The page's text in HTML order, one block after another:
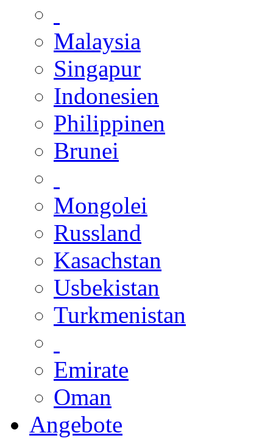
Malaysia
Singapur
Indonesien
Philippinen
Brunei
Mongolei
Russland
Kasachstan
Usbekistan
Turkmenistan
Emirate
Oman
Angebote